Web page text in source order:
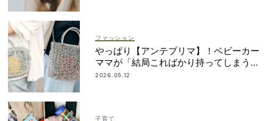
ファッション
やっぱり【アンテプリマ】！ベビーカー
ママが「結局こればかり持ってしまう」
納得の理由
2026.05.12
子育て